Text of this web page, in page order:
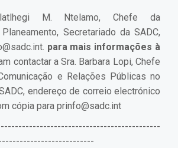
M. Ntelamo, Chefe da
Secretariado da SADC,
. para mais informações à
contactar a Sra. Barbara Lopi, Chefe
e Relações Públicas no
endereço de correio electrónico
cópia para prinfo@sadc.int